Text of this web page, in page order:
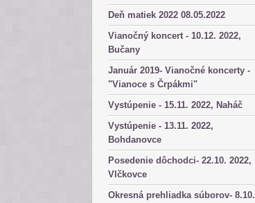
Deň matiek 2022 08.05.2022
Vianočný koncert - 10.12. 2022,
Bučany
Január 2019- Vianočné koncerty -
"Vianoce s Črpákmi"
Vystúpenie - 15.11. 2022, Naháč
Vystúpenie - 13.11. 2022,
Bohdanovce
Posedenie dôchodci- 22.10. 2022,
Vlčkovce
Okresná prehliadka súborov- 8.10.